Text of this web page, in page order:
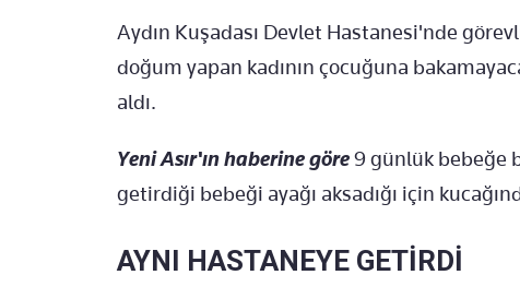
Aydın Kuşadası Devlet Hastanesi'nde
doğum yapan kadının çocuğuna
aldı.
Yeni Asır'ın haberine göre9 günlük bebeğe
getirdiği bebeği ayağı aksadığı için
AYNI HASTANEYE GETİRDİ